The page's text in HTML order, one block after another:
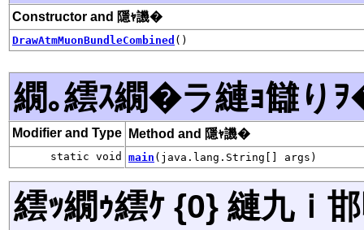
Constructor and 隱ｬ譏�
DrawAtmMuonBundleCombined ()
繝｡繧ｽ繝�ラ縺ｮ讎り
Modifier and Type Method and 隱ｬ譏�
static void main (java.lang.String[] args)
繧ｯ繝ｩ繧ｹ {0} 縺九ｉ